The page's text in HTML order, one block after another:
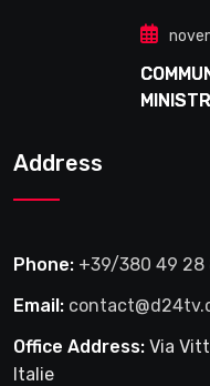
Address
Phone: +39/380 49 28
Email:
Office Address: Via
Italie